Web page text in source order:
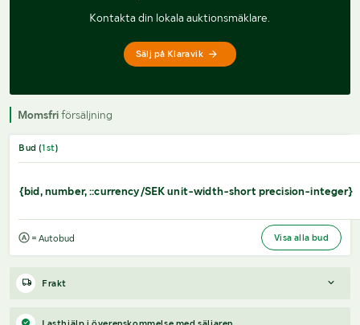
Kontakta din lokala auktionsmäklare.
Sälj på Klaravik
Momsfriförsäljning
Bud (1st)
{bid, number, ::currency/SEK unit-width-short precision-integer}
= Autobud Visa alla bud
Frakt
Boka frakt?Det finns ingen specifik information om frakt för